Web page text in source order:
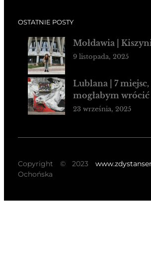
OSTATNIE POSTY
Mołdawia |
9 listopada, 2025
Lublana | 7
mogłabym wrócić
23 września, 2025
Copyright © 2023
Ochońska